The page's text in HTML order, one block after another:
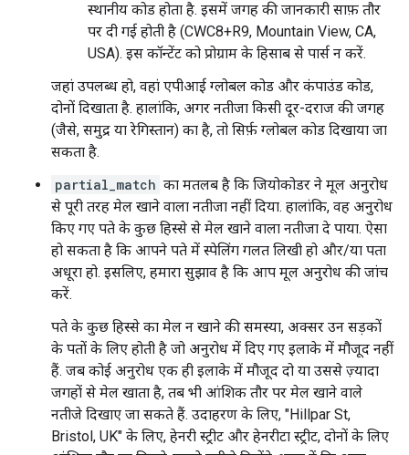
स्थानीय कोड होता है. इसमें जगह की जानकारी साफ़ तौर
पर दी गई होती है (CWC8+R9, Mountain View, CA,
USA). इस कॉन्टेंट को प्रोग्राम के हिसाब से पार्स न करें.
जहां उपलब्ध हो, वहां एपीआई ग्लोबल कोड और कंपाउंड कोड,
दोनों दिखाता है. हालांकि, अगर नतीजा किसी दूर-दराज की जगह
(जैसे, समुद्र या रेगिस्तान) का है, तो सिर्फ़ ग्लोबल कोड दिखाया जा
सकता है.
partial_match का मतलब है कि जियोकोडर ने मूल अनुरोध
से पूरी तरह मेल खाने वाला नतीजा नहीं दिया. हालांकि, वह अनुरोध
किए गए पते के कुछ हिस्से से मेल खाने वाला नतीजा दे पाया. ऐसा
हो सकता है कि आपने पते में स्पेलिंग गलत लिखी हो और/या पता
अधूरा हो. इसलिए, हमारा सुझाव है कि आप मूल अनुरोध की जांच
करें.
पते के कुछ हिस्से का मेल न खाने की समस्या, अक्सर उन सड़कों
के पतों के लिए होती है जो अनुरोध में दिए गए इलाके में मौजूद नहीं
हैं. जब कोई अनुरोध एक ही इलाके में मौजूद दो या उससे ज़्यादा
जगहों से मेल खाता है, तब भी आंशिक तौर पर मेल खाने वाले
नतीजे दिखाए जा सकते हैं. उदाहरण के लिए, "Hillpar St,
Bristol, UK" के लिए, हेनरी स्ट्रीट और हेनरीटा स्ट्रीट, दोनों के लिए